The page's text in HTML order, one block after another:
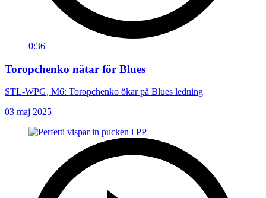
0:36
Toropchenko nätar för Blues
STL-WPG, M6: Toropchenko ökar på Blues ledning
03 maj 2025